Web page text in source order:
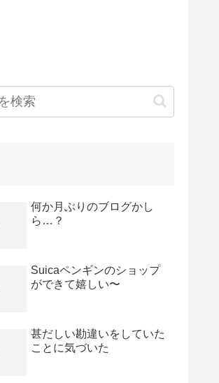
何か月ぶりのブログかし
ら…？
Suicaペンギンのショップ
ができて嬉しい〜
甚だしい勘違いをしていた
ことに気づいた